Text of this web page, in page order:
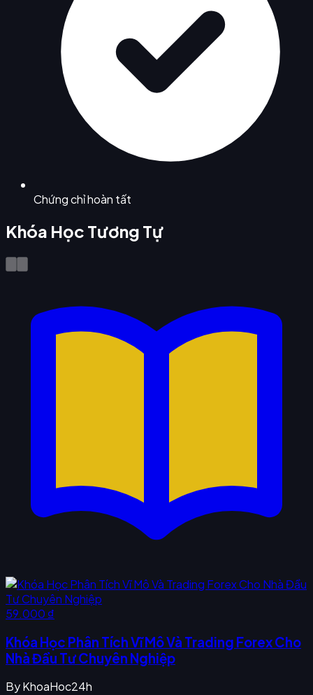
Chứng chỉ hoàn tất
Khóa Học Tương Tự
59.000 ₫
Khóa Học Phân Tích Vĩ Mô Và Trading Forex Cho
Nhà Đầu Tư Chuyên Nghiệp
ByKhoaHoc24h